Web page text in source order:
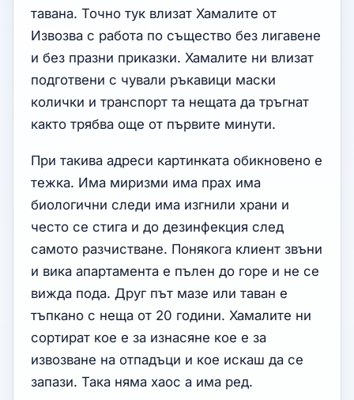
тавана. Точно тук влизат Хамалите от
Извозва с работа по същество без лигавене
и без празни приказки. Хамалите ни влизат
подготвени с чували ръкавици маски
колички и транспорт та нещата да тръгнат
както трябва още от първите минути.
При такива адреси картинката обикновено е
тежка. Има миризми има прах има
биологични следи има изгнили храни и
често се стига и до дезинфекция след
самото разчистване. Понякога клиент звъни
и вика апартамента е пълен до горе и не се
вижда пода. Друг път мазе или таван е
тъпкано с неща от 20 години. Хамалите ни
сортират кое е за изнасяне кое е за
извозване на отпадъци и кое искаш да се
запази. Така няма хаос а има ред.